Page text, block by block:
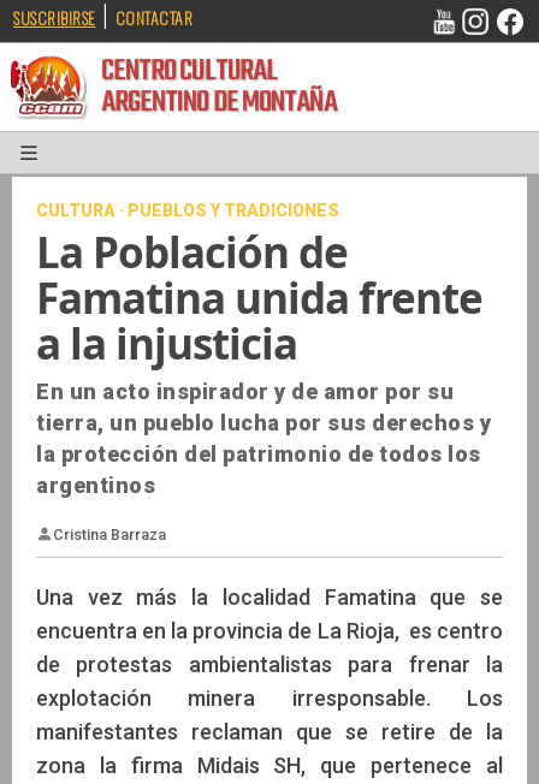
SUSCRIBIRSE | CONTACTAR
CENTRO CULTURAL
ARGENTINO DE MONTAÑA
CULTURA · PUEBLOS Y TRADICIONES
La Población de
Famatina unida frente
a la injusticia
En un acto inspirador y de amor por su
tierra, un pueblo lucha por sus derechos y
la protección del patrimonio de todos los
argentinos
Cristina Barraza
Una vez más la localidad Famatina que se
encuentra en la provincia de La Rioja, es centro
de protestas ambientalistas para frenar la
explotación minera irresponsable. Los
manifestantes reclaman que se retire de la
zona la firma Midais SH, que pertenece al